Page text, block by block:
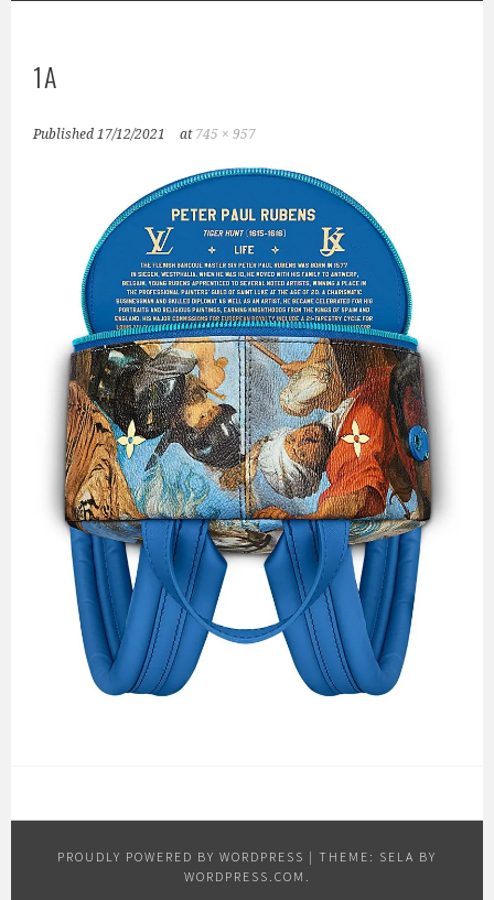
1A
Published17/12/2021 at 745 × 957
PROUDLY POWERED BY WORDPRESS | THEME: SELA BY
WORDPRESS.COM